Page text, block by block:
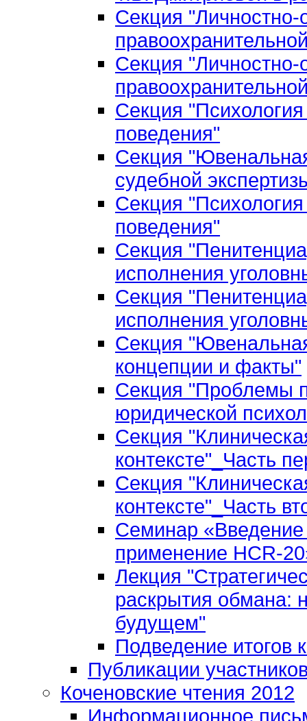
Секция "Личностно-
Секция "Личностно-
Секция
поведения"
Секция
судебной
Секция
поведения"
Секция
исполнения
Секция
исполнения
Секция
концепции и факты"
Секция "Проблемы
юридической
Секция
контексте"_Часть
Секция
контексте"_Часть
Семинар «Введение
применение HCR-
Лекция
раскрытия обмана:
будущем"
Подведение итогов
Публикации
Коченовские чтения 2012
Информационное